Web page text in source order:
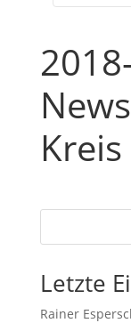
Kreis
Letzte
Rainer